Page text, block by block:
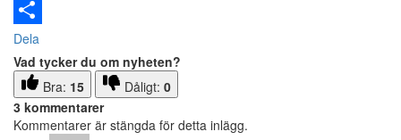
Email
Dela
Vad tycker du om nyheten?
Bra: 15 Dåligt: 0
3 kommentarer
Kommentarer är stängda för detta inlägg.